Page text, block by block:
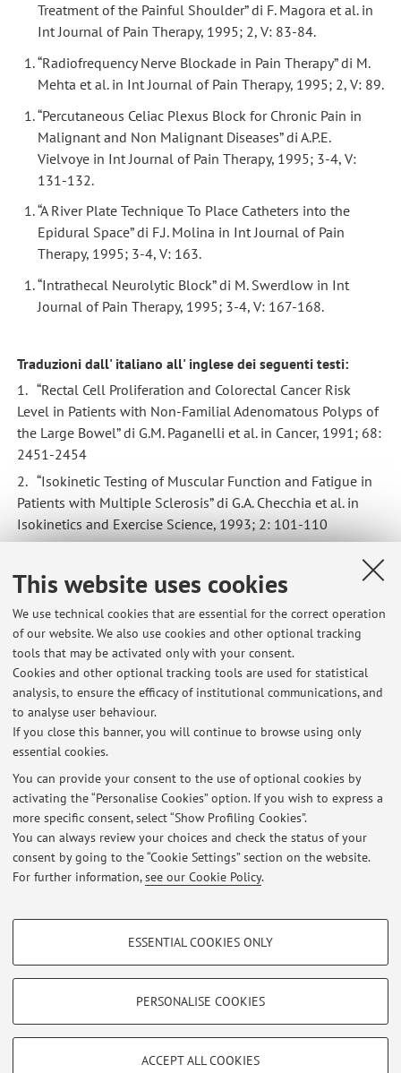
This website uses cookies
We use technical cookies that are essential for the correct operation
of our website. We also use cookies and other optional tracking
tools that may be activated only with your consent.
Cookies and other optional tracking tools are used for statistical
analysis, to ensure the efficacy of institutional communications, and
to analyse user behaviour.
If you close this banner, you will continue to browse using only
essential cookies.
You can provide your consent to the use of optional cookies by
activating the “Personalise Cookies” option. If you wish to express a
more specific consent, select “Show Profiling Cookies”.
You can always review your choices and check the status of your
consent by going to the “Cookie Settings” section on the website.
For further information,see our Cookie Policy.
PROFILING COOKIES - OPTIONAL
Show profiling cookies
TECHNICAL COOKIES - ESSENTIAL
ESSENTIAL COOKIES ONLY
PERSONALISE COOKIES
ACCEPT ALL COOKIES
Treatment of the Painful Shoulder” di F. Magora et al. in
Int Journal of Pain Therapy, 1995; 2, V: 83-84.
“Radiofrequency Nerve Blockade in Pain Therapy” di M.
Mehta et al. in Int Journal of Pain Therapy, 1995; 2, V: 89.
“Percutaneous Celiac Plexus Block for Chronic Pain in
Malignant and Non Malignant Diseases” di A.P.E.
Vielvoye in Int Journal of Pain Therapy, 1995; 3-4, V:
131-132.
“A River Plate Technique To Place Catheters into the
Epidural Space” di F.J. Molina in Int Journal of Pain
Therapy, 1995; 3-4, V: 163.
“Intrathecal Neurolytic Block” di M. Swerdlow in Int
Journal of Pain Therapy, 1995; 3-4, V: 167-168.
Traduzioni dall' italiano all' inglese dei seguenti testi:
1. “Rectal Cell Proliferation and Colorectal Cancer Risk
Level in Patients with Non-Familial Adenomatous Polyps of
the Large Bowel” di G.M. Paganelli et al. in Cancer, 1991; 68:
2451-2454
2. “Isokinetic Testing of Muscular Function and Fatigue in
Patients with Multiple Sclerosis” di G.A. Checchia et al. in
Isokinetics and Exercise Science, 1993; 2: 101-110
Latest news
CLAM- risultati Appello del 6 luglio 2026 di LINGUA INGLESE DELLA
MODA
Published on: July 06 2026
CLAM - risultati appello di Lingua inglese della moda del 4 giugno
2026
Published on: June 04 2026
FAST - English for Fashion - EXAM 14 MAY 26 -
Published on: May 14 2026
Restricted area
Loginto manage all website contents.
Zamboni, 33 - 40126 Bologna - Partita IVA: 01131710376